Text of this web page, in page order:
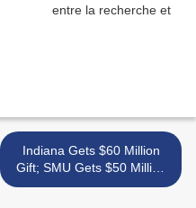
Indiana Gets $60 Million
Gift; SMU Gets $50 Million
>